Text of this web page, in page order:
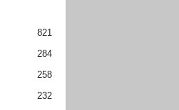
821
284
258
232